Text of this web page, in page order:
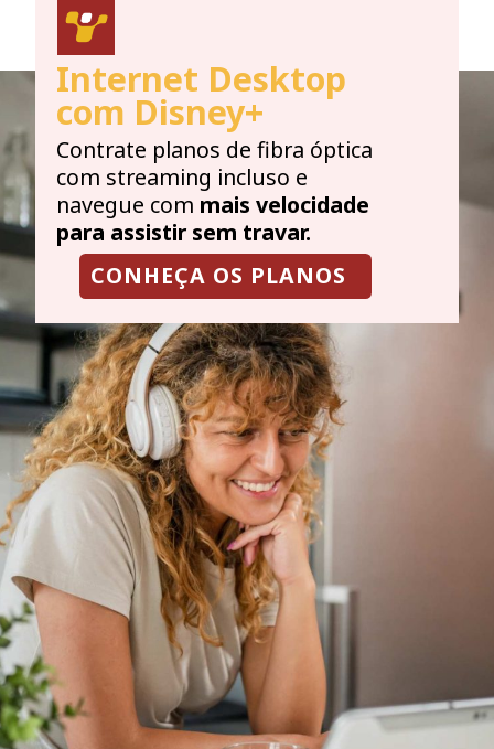
Contrate planos de fibra óptica
com streaming incluso e
navegue com mais velocidade
para assistir sem travar.
Internet Desktop
CONHEÇA OS PLANOS
com Disney+